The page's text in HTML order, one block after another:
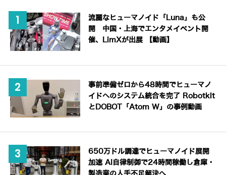
流麗なヒューマノイド「Luna」も公
開 中国・上海でエンタメイベント開
催、LimXが出展 【動画】
事前準備ゼロから48時間でヒューマノ
イドへのシステム統合を完了 Robotkit
とDOBOT「Atom W」の事例動画
650万ドル調達でヒューマノイド展開
加速 AI自律制御で24時間稼働し倉庫・